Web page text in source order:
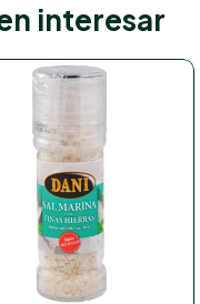
interesar